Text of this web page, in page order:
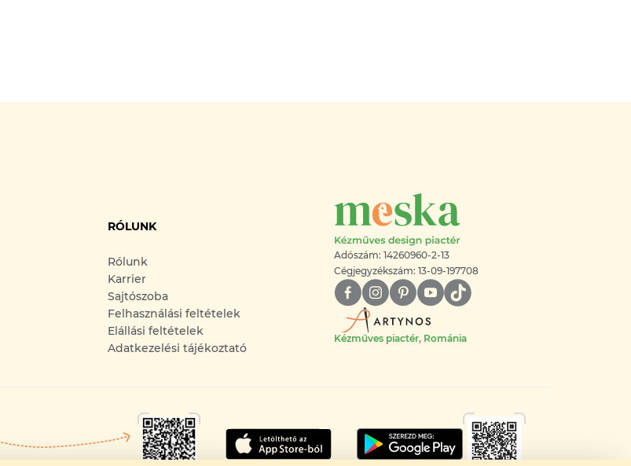
RÓLUNK
Rólunk
Karrier
Sajtószoba
Felhasználási feltételek
Elállási feltételek
Adatkezelési tájékoztató
Adószám: 14260960-2-13
Cégjegyzékszám: 13-09-197708
Kézműves piactér, Románia